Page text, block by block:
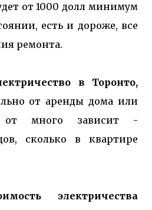
от 1000 долл минимум
есть и дороже, все
ремонта.
в Торонто,
от аренды дома или
от много зависит -
сколько в квартире
электричества